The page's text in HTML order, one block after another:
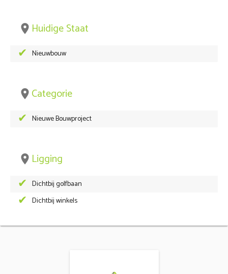
place Huidige Staat
Nieuwbouw
place Categorie
Nieuwe Bouwproject
place Ligging
Dichtbij golfbaan
Dichtbij winkels